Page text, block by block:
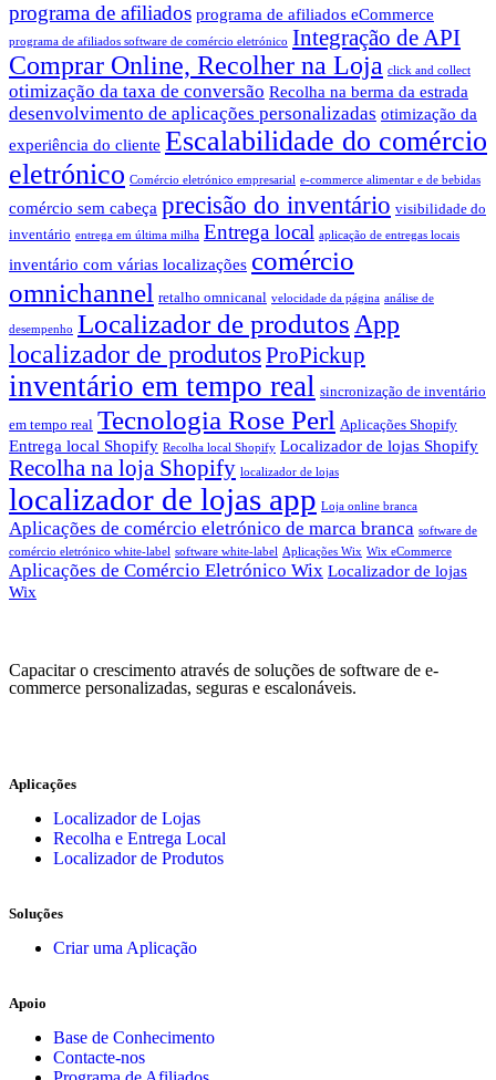
programa de afiliados programa de afiliados eCommerce
programa de afiliados software de comércio eletrónico Integração de API
Comprar Online, Recolher na Loja click and collect
otimização da taxa de conversão Recolha na berma da estrada
desenvolvimento de aplicações personalizadas otimização da
experiência do cliente Escalabilidade do comércio
eletrónico Comércio eletrónico empresarial e-commerce alimentar e de bebidas
comércio sem cabeça precisão do inventário visibilidade do
inventário entrega em última milha Entrega local aplicação de entregas locais
inventário com várias localizações comércio
omnichannel retalho omnicanal velocidade da página análise de
desempenho Localizador de produtos App
localizador de produtosProPickup
inventário em tempo real sincronização de inventário
em tempo real Tecnologia Rose Perl Aplicações Shopify
Entrega local Shopify Recolha local Shopify Localizador de lojas Shopify
Recolha na loja Shopify localizador de lojas
localizador de lojas app Loja online branca
Aplicações de comércio eletrónico de marca branca software de
comércio eletrónico white-label software white-label Aplicações Wix Wix eCommerce
Aplicações de Comércio Eletrónico Wix Localizador de lojas
Wix
Capacitar o crescimento através de soluções de software de e-
commerce personalizadas, seguras e escalonáveis.
Aplicações
Localizador de Lojas
Recolha e Entrega Local
Localizador de Produtos
Soluções
Criar uma Aplicação
Apoio
Base de Conhecimento
Contacte-nos